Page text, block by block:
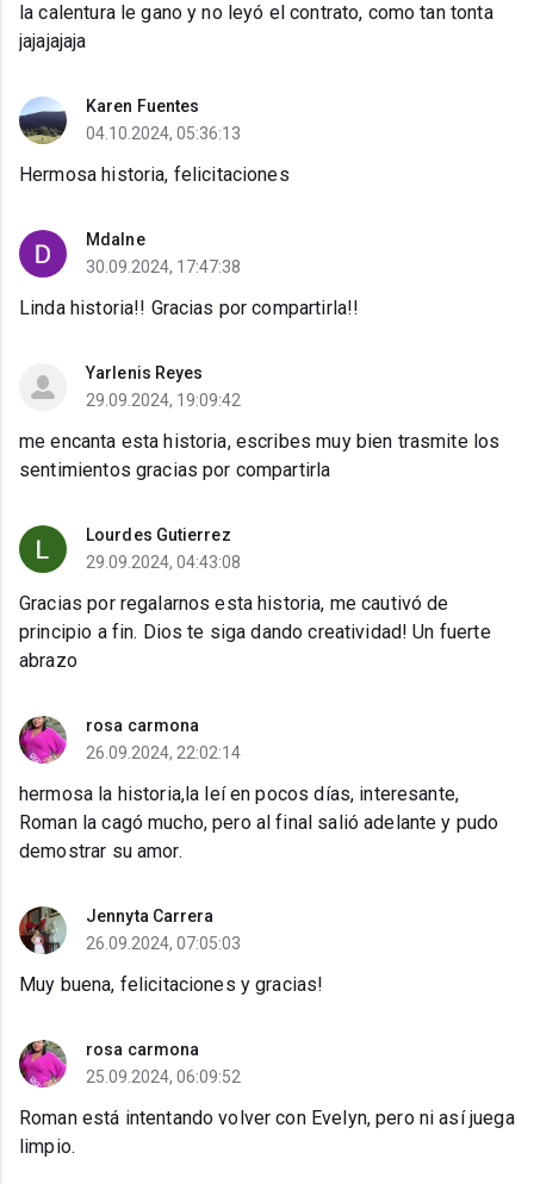
la calentura le gano y no leyó el contrato, como tan tonta
jajajajaja
Karen Fuentes
04.10.2024, 05:36:13
Hermosa historia, felicitaciones
Mdalne
30.09.2024, 17:47:38
Linda historia!! Gracias por compartirla!!
Yarlenis Reyes
29.09.2024, 19:09:42
me encanta esta historia, escribes muy bien trasmite los
sentimientos gracias por compartirla
Lourdes Gutierrez
29.09.2024, 04:43:08
Gracias por regalarnos esta historia, me cautivó de
principio a fin. Dios te siga dando creatividad! Un fuerte
abrazo
rosa carmona
26.09.2024, 22:02:14
hermosa la historia,la leí en pocos días, interesante,
Roman la cagó mucho, pero al final salió adelante y pudo
demostrar su amor.
Jennyta Carrera
26.09.2024, 07:05:03
Muy buena, felicitaciones y gracias!
rosa carmona
25.09.2024, 06:09:52
Roman está intentando volver con Evelyn, pero ni así juega
limpio.